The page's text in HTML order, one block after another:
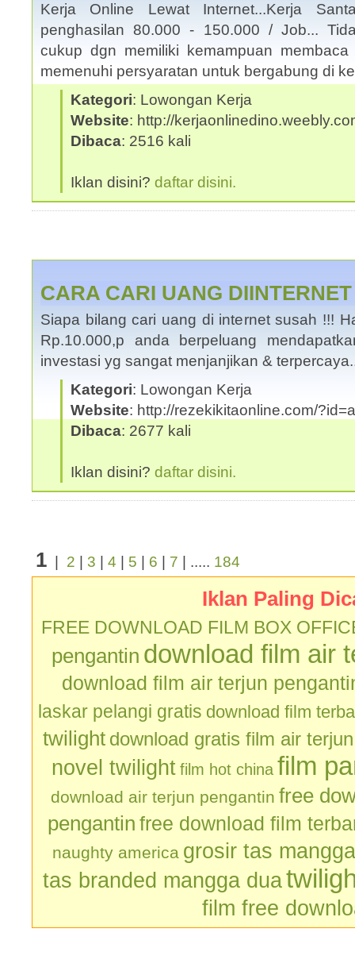
Kerja Online Lewat Internet...Kerja
penghasilan 80.000 - 150.000 / Job...
cukup dgn memiliki kemampuan
memenuhi persyaratan untuk bergabung di
Kategori: Lowongan Kerja
Website: http://
Dibaca: 2516 kali
Iklan disini? daftar disini.
CARA CARI UANG
Siapa bilang cari uang di internet susah !!!
Rp.10.000,p anda berpeluang
investasi yg sangat menjanjikan &
Kategori: Lowongan Kerja
Website: http://rezekikitaonline.com/
Dibaca: 2677 kali
Iklan disini? daftar disini.
1 2 3 4 5 6 7 | ..... 184
Iklan Paling
FREE DOWNLOAD FILM BOX
pengantin download film air
download film air terjun
laskar pelangi gratis download film
twilight download gratis film air
novel twilight film hot china film
download air terjun pengantin free
pengantin free download film
naughty america grosir tas
tas branded mangga dua
film free